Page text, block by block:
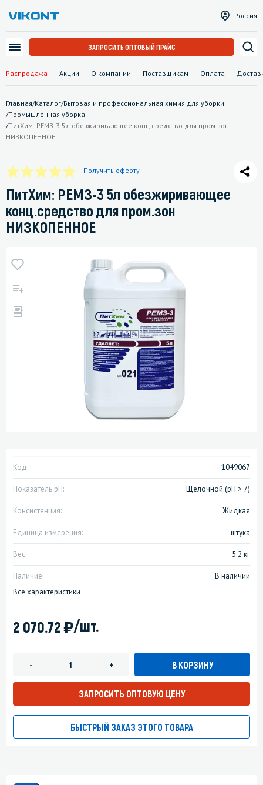
Распродажа Акции О компании Поставщикам Оплата
Россия
ЗАПРОСИТЬ ОПТОВЫЙ ПРАЙС
Главная/Каталог/Бытовая и профессиональная химия для уборки
/Промышленная уборка
/ПитХим: РЕМЗ-3 5л обезжиривающее конц.средство для пром.зон
НИЗКОПЕННОЕ
Получить оферту
ПитХим: РЕМЗ-3 5л обезжиривающее
конц.средство для пром.зон
НИЗКОПЕННОЕ
Код: 1049067
Показатель pH: Щелочной (pH > 7)
Консистенция: Жидкая
Единица измерения: штука
Вес: 5.2 кг
Наличие:
В наличии
Все характеристики
2 070.72)/шт.
- + В КОРЗИНУ
ЗАПРОСИТЬ ОПТОВУЮ ЦЕНУ
БЫСТРЫЙ ЗАКАЗ ЭТОГО ТОВАРА